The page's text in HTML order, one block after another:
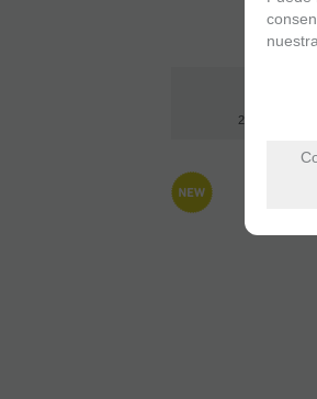
21.00%
nuestra